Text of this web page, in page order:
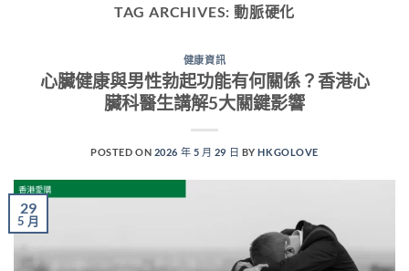
TAG ARCHIVES: 動脈硬化
健康資訊
心臟健康與男性勃起功能有何關係？香港心
臟科醫生講解5大關鍵影響
POSTED ON 2026 年 5 月 29 日 BYHKGOLOVE
29
5 月